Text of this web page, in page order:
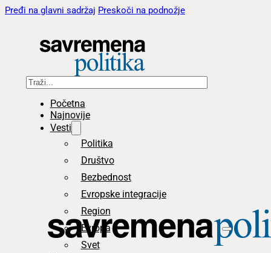
Pređi na glavni sadržaj Preskoči na podnožje
Pretraga
Početna
Najnovije
Vesti
Politika
Društvo
Bezbednost
Evropske integracije
Region
Evropa
Svet